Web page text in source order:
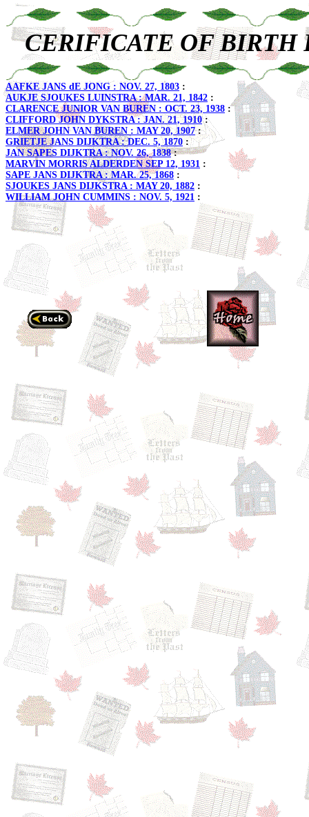
CERIFICATE OF BIRTH
AAFKE JANS dE JONG : NOV. 27, 1803 :
AUKJE SJOUKES LUINSTRA : MAR. 21, 1842 :
CLARENCE JUNIOR VAN BUREN : OCT. 23, 1938 :
CLIFFORD JOHN DYKSTRA : JAN. 21, 1910:
ELMER JOHN VAN BUREN : MAY 20, 1907:
GRIETJE JANS DIJKTRA : DEC. 5, 1870 :
JAN SAPES DIJKTRA : NOV. 26, 1838:
MARVIN MORRIS ALDERDEN SEP 12, 1931 :
SAPE JANS DIJKTRA : MAR. 25, 1868 :
SJOUKES JANS DIJKSTRA : MAY 20, 1882 :
WILLIAM JOHN CUMMINS : NOV. 5, 1921 :